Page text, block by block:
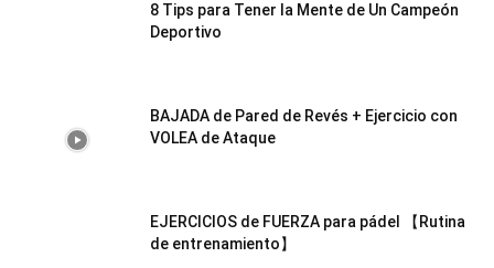
8 Tips para Tener la Mente de Un Campeón
Deportivo
BAJADA de Pared de Revés + Ejercicio con
VOLEA de Ataque
EJERCICIOS de FUERZA para pádel 【Rutina
de entrenamiento】